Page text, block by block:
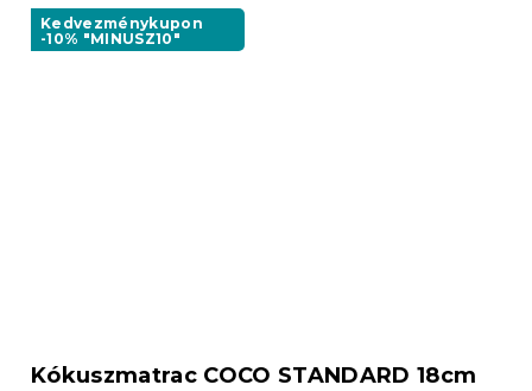
Kedvezménykupon
-10% "MINUSZ10"
Kókuszmatrac COCO STANDARD 18cm